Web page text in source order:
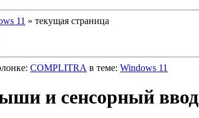
11 » текущая страница
COMPLITRA в теме: Windows 11
и сенсорный